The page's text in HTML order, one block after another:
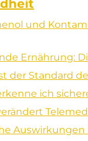
und
Ernährung:
der Standard
ich
Auswirkungen